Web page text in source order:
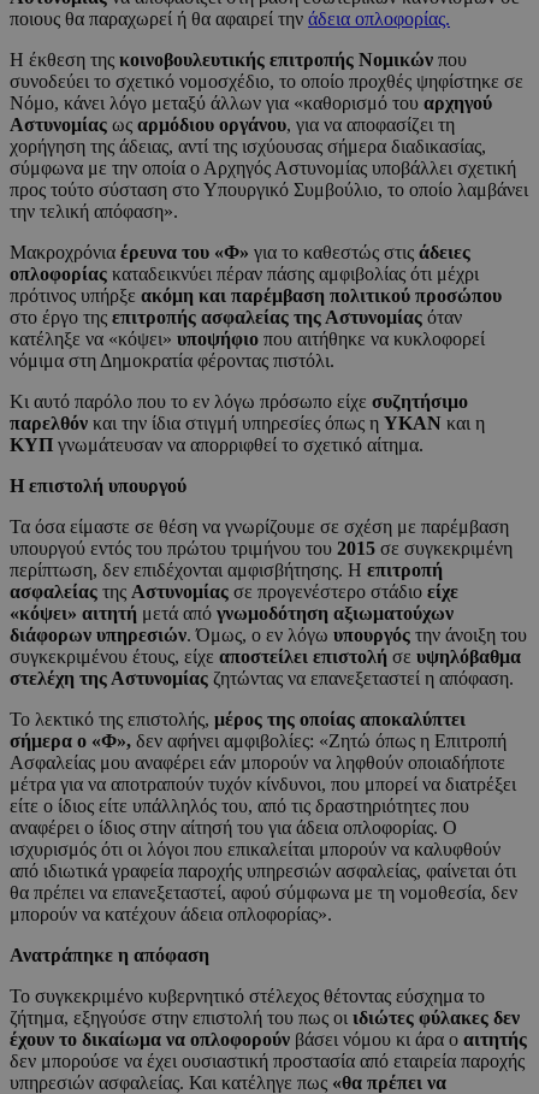
ποιους θα παραχωρεί ή θα αφαιρεί την άδεια οπλοφορίας.
Η έκθεση της κοινοβουλευτικής επιτροπής Νομικών που
συνοδεύει το σχετικό νομοσχέδιο, το οποίο προχθές ψηφίστηκε σε
Νόμο, κάνει λόγο μεταξύ άλλων για «καθορισμό του αρχηγού
Αστυνομίας ως αρμόδιου οργάνου, για να αποφασίζει τη
χορήγηση της άδειας, αντί της ισχύουσας σήμερα διαδικασίας,
σύμφωνα με την οποία ο Αρχηγός Αστυνομίας υποβάλλει σχετική
προς τούτο σύσταση στο Υπουργικό Συμβούλιο, το οποίο λαμβάνει
την τελική απόφαση».
Μακροχρόνια έρευνα του «Φ» για το καθεστώς στις άδειες
οπλοφορίας καταδεικνύει πέραν πάσης αμφιβολίας ότι μέχρι
πρότινος υπήρξε ακόμη και παρέμβαση πολιτικού προσώπου
στο έργο της επιτροπής ασφαλείας της Αστυνομίας όταν
κατέληξε να «κόψει» υποψήφιο που αιτήθηκε να κυκλοφορεί
νόμιμα στη Δημοκρατία φέροντας πιστόλι.
Κι αυτό παρόλο που το εν λόγω πρόσωπο είχε συζητήσιμο
παρελθόν και την ίδια στιγμή υπηρεσίες όπως η ΥΚΑΝ και η
ΚΥΠ γνωμάτευσαν να απορριφθεί το σχετικό αίτημα.
Η επιστολή υπουργού
Τα όσα είμαστε σε θέση να γνωρίζουμε σε σχέση με παρέμβαση
υπουργού εντός του πρώτου τριμήνου του 2015 σε συγκεκριμένη
περίπτωση, δεν επιδέχονται αμφισβήτησης. Η επιτροπή
ασφαλείας της Αστυνομίας σε προγενέστερο στάδιο είχε
«κόψει» αιτητή μετά από γνωμοδότηση αξιωματούχων
διάφορων υπηρεσιών. Όμως, ο εν λόγω υπουργός την άνοιξη του
συγκεκριμένου έτους, είχε αποστείλει επιστολή σε υψηλόβαθμα
στελέχη της Αστυνομίας ζητώντας να επανεξεταστεί η απόφαση.
Το λεκτικό της επιστολής, μέρος της οποίας αποκαλύπτει
σήμερα ο «Φ», δεν αφήνει αμφιβολίες: «Ζητώ όπως η Επιτροπή
Ασφαλείας μου αναφέρει εάν μπορούν να ληφθούν οποιαδήποτε
μέτρα για να αποτραπούν τυχόν κίνδυνοι, που μπορεί να διατρέξει
είτε ο ίδιος είτε υπάλληλός του, από τις δραστηριότητες που
αναφέρει ο ίδιος στην αίτησή του για άδεια οπλοφορίας. Ο
ισχυρισμός ότι οι λόγοι που επικαλείται μπορούν να καλυφθούν
από ιδιωτικά γραφεία παροχής υπηρεσιών ασφαλείας, φαίνεται ότι
θα πρέπει να επανεξεταστεί, αφού σύμφωνα με τη νομοθεσία, δεν
μπορούν να κατέχουν άδεια οπλοφορίας».
Ανατράπηκε η απόφαση
Το συγκεκριμένο κυβερνητικό στέλεχος θέτοντας εύσχημα το
ζήτημα, εξηγούσε στην επιστολή του πως οι ιδιώτες φύλακες δεν
έχουν το δικαίωμα να οπλοφορούν βάσει νόμου κι άρα ο αιτητής
δεν μπορούσε να έχει ουσιαστική προστασία από εταιρεία παροχής
υπηρεσιών ασφαλείας. Και κατέληγε πως «θα πρέπει να